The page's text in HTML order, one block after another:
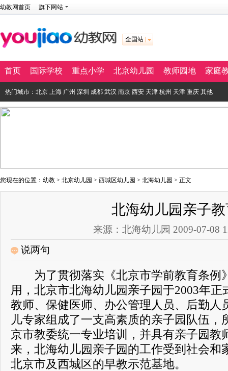
幼教网首页 旗下网站
全国站
首页 国际学校 重点小学 北京幼儿园 教师园地 家庭
热门城市： 北京 上海 广州 深圳 成都 武汉 南京 西安 天津 杭州 天津 重庆 其他
您现在的位置： 幼教 > 北京幼儿园 > 西城区幼儿园 > 北海幼儿园 > 正文
北海幼儿园亲子
来源：北海幼儿园 2009-07-08
说两句
为了贯彻落实《北京市学前教育条例
用，北京市北海幼儿园亲子园于2003年
教师、保健医师、办公管理人员、后勤人
儿专家组成了一支高素质的亲子园队伍，
京市教委统一专业培训，并具有亲子园教
来，北海幼儿园亲子园的工作受到社会和
北京市及西城区的早教示范基地。